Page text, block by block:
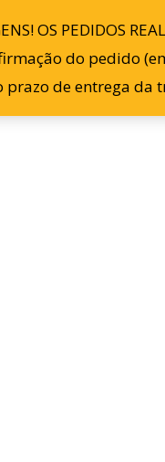
OS PEDIDOS
do pedido
de entrega da
Início Loja